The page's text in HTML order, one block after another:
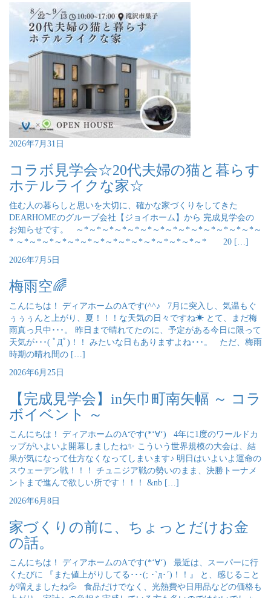
2026年7月31日
コラボ見学会☆20代夫婦の猫と暮らす
ホテルライクな家☆
住む人の暮らしと思いを大切に、確かな家づくりをしてきた
DEARHOMEのグループ会社【ジョイホーム】から 完成見学会の
お知らせです。 ～*～*～*～*～*～*～*～*～*～*～*～*～*～*～
* ～*～*～*～*～*～*～*～*～*～*～*～*～*～*～* 20 […]
2026年7月5日
梅雨空🌈
こんにちは！ ディアホームのAです(^^♪ 7月に突入し、気温もぐ
ぅぅぅんと上がり、夏！！！な天気の日々ですね☀ とて、まだ梅
雨真っ只中･･･。 昨日まで晴れてたのに、予定がある今日に限って
天気が･･･( ﾟДﾟ)！！ みたいな日もありますよね･･･。 ただ、梅雨
時期の晴れ間の […]
2026年6月25日
【完成見学会】in矢巾町南矢幅 ～ コラ
ボイベント ～
こんにちは！ ディアホームのAです(*‘∀‘) 4年に1度のワールドカ
ップがいよいよ開幕しましたね✨ こういう世界規模の大会は、結
果が気になって仕方なくなってしまいます♪ 明日はいよいよ運命の
スウェーデン戦！！！ チュニジア戦の勢いのまま、決勝トーナメ
ントまで進んで欲しい所です！！！ &nb […]
2026年6月8日
家づくりの前に、ちょっとだけお金
の話。
こんにちは！ ディアホームのAです(*‘∀‘) 最近は、スーパーに行
くたびに 『また値上がりしてる･･･(; ･`д･´)！！』 と、感じること
が増えましたね💦 食品だけでなく、光熱費や日用品などの価格も